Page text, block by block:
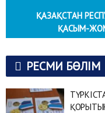
ҚАЗАҚСТАН
ҚАСЫМ-
РЕСМИ БӨЛІМ